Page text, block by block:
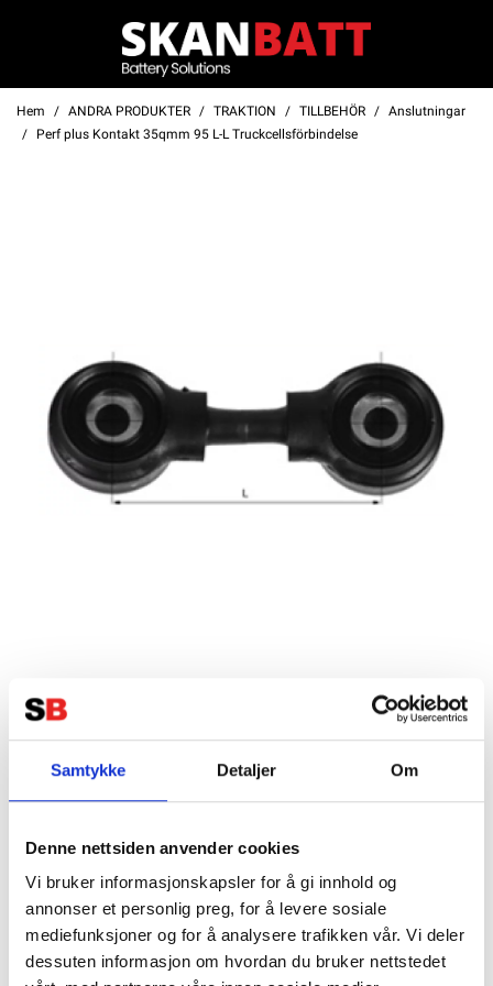
Samtykke Detaljer Om
Denne nettsiden anvender cookies
Vi bruker informasjonskapsler for å gi innhold og
annonser et personlig preg, for å levere sosiale
mediefunksjoner og for å analysere trafikken vår. Vi deler
dessuten informasjon om hvordan du bruker nettstedet
Hem ANDRA PRODUKTER TRAKTION TILLBEHÖR
Anslutningar
Perf plus Kontakt 35qmm 95 L-L Truckcellsförbindelse
Truckcellsförbindelse
Perf plus Kontakt 35qmm 95 L-L Truckcellsförbindelse